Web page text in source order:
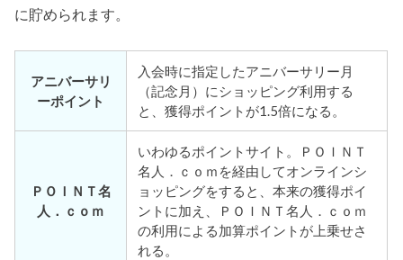
に貯められます。
アニバーサリ
ーポイント
入会時に指定したアニバーサリー月
（記念月）にショッピング利用する
と、獲得ポイントが1.5倍になる。
ＰＯＩＮＴ名
人．ｃｏｍ
いわゆるポイントサイト。ＰＯＩＮＴ
名人．ｃｏｍを経由してオンラインシ
ョッピングをすると、本来の獲得ポイ
ントに加え、ＰＯＩＮＴ名人．ｃｏｍ
の利用による加算ポイントが上乗せさ
れる。